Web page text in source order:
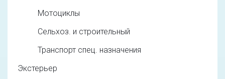
Мотоциклы
Сельхоз. и строительный
Транспорт спец. назначения
Экстерьер